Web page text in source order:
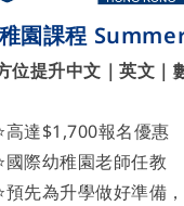
園課程
位提升中文｜英文｜
高達$1,700報名優惠
國際幼稚園老師任教
預先為升學做好準備